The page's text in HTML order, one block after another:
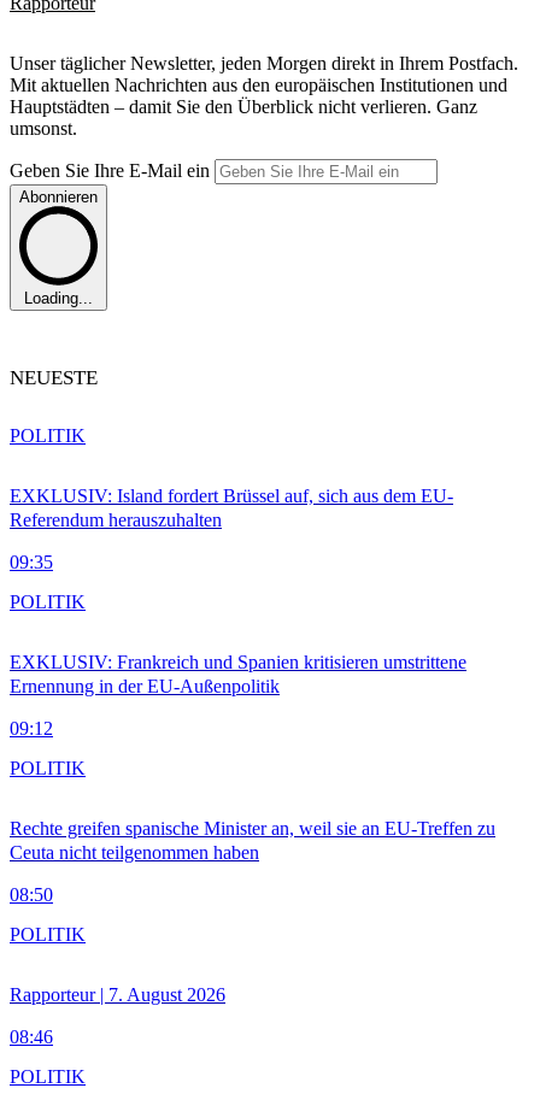
Unser täglicher Newsletter, jeden Morgen direkt in Ihrem Postfach.
Mit aktuellen Nachrichten aus den europäischen Institutionen und
Hauptstädten – damit Sie den Überblick nicht verlieren. Ganz
umsonst.
Geben Sie Ihre E-Mail ein
Abonnieren
Loading...
NEUESTE
EXKLUSIV: Island fordert Brüssel auf, sich aus dem EU-
Referendum herauszuhalten
09:35
POLITIK
EXKLUSIV: Frankreich und Spanien kritisieren umstrittene
Ernennung in der EU-Außenpolitik
09:12
POLITIK
Rechte greifen spanische Minister an, weil sie an EU-Treffen zu
Ceuta nicht teilgenommen haben
08:50
POLITIK
Rapporteur | 7. August 2026
08:46
POLITIK
POLITIK